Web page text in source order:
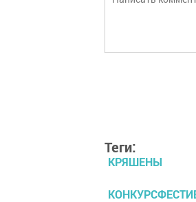
Теги:
КРЯШЕНЫ